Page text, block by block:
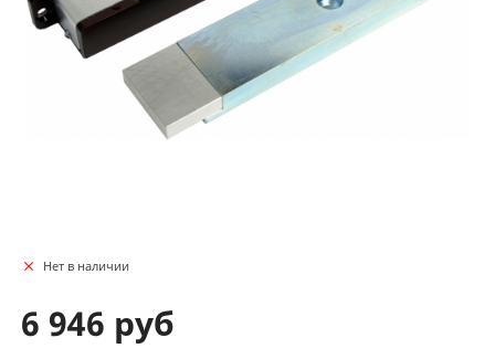
Нет в наличии
6 946 руб